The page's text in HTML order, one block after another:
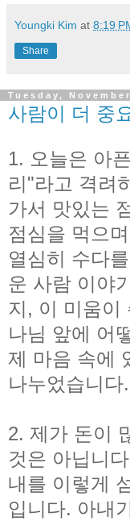
Youngki Kim at 8:19
Share
Tuesday,
사람이 더 중
1. 오늘은 아
리"라고 격려
가서 맛있는
점심을 먹으
열심히 수다
운 사람 이야
지, 이 미움이
나님 앞에 어
제 마음 속에
나누었습니다.
2. 제가 돈이
것은 아닙니
내를 이렇게
입니다. 아내